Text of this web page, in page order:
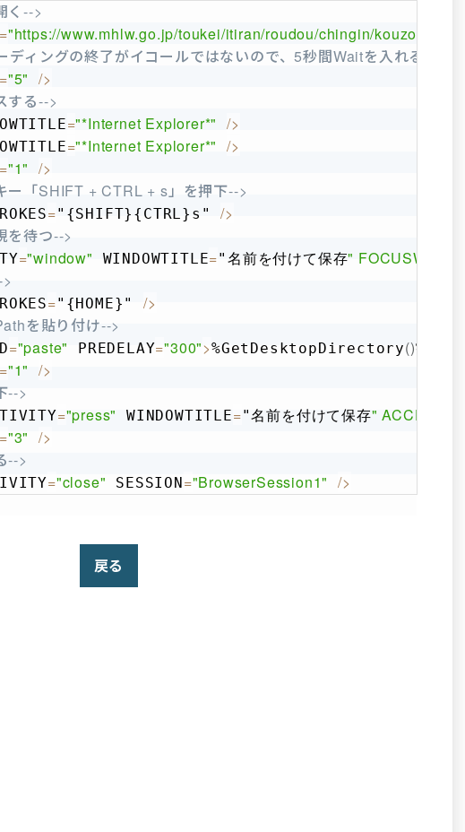
く-->
="https://www.mhlw.go.jp/toukei/itiran/roudou/chingin/kouzou/
ディングの終了がイコールではないので、5秒間Waitを入れる-->
="5" />
する-->
="*Internet Explorer*" />
="*Internet Explorer*" />
="1" />
ー「SHIFT + CTRL + s」を押下-->
="{SHIFT}{CTRL}s" />
を待つ-->
="window" WINDOWTITLE="名前を付けて保存"
="{HOME}" />
を貼り付け-->
="paste" PREDELAY="300">%GetDesktopDirectory()%\
="1" />
-->
="press" WINDOWTITLE="名前を付けて保存"
="3" />
-->
="close" SESSION ="BrowserSession1" />
戻る